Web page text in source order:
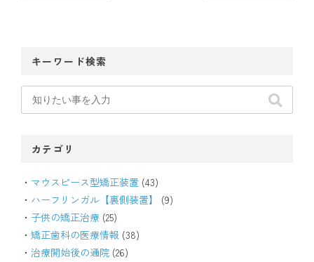
キーワード検索
カテゴリ
マウスピース型矯正装置 (43)
ハーフリンガル【裏側装置】
(9)
子供の矯正治療 (25)
矯正歯科の医療情報 (38)
治療開始後の通院 (26)